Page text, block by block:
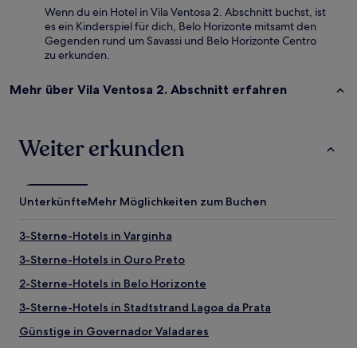
Wenn du ein Hotel in Vila Ventosa 2. Abschnitt buchst, ist
es ein Kinderspiel für dich, Belo Horizonte mitsamt den
Gegenden rund um Savassi und Belo Horizonte Centro
zu erkunden.
Mehr über Vila Ventosa 2. Abschnitt erfahren
Weiter erkunden
UnterkünfteMehr Möglichkeiten zum Buchen
3-Sterne-Hotels in Varginha
3-Sterne-Hotels in Ouro Preto
2-Sterne-Hotels in Belo Horizonte
3-Sterne-Hotels in Stadtstrand Lagoa da Prata
Günstige in Governador Valadares